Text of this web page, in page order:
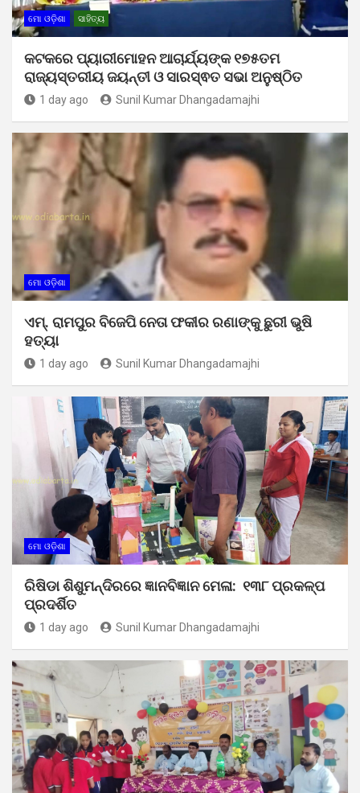
ମୋ ଓଡ଼ିଶା ସାହିତ୍ୟ
କଟକରେ ପ୍ୟାରୀମୋହନ ଆଚାର୍ଯ୍ୟଙ୍କ ୧୭୫ତମ
ରାଜ୍ୟସ୍ତରୀୟ ଜୟନ୍ତୀ ଓ ସାରସ୍ଵତ ସଭା ଅନୁଷ୍ଠିତ
1 day ago Sunil Kumar Dhangadamajhi
ମୋ ଓଡ଼ିଶା
ଏମ୍. ରାମପୁର ବିଜେପି ନେତା ଫକୀର ରଣାଙ୍କୁ ଛୁରୀ ଭୁଷି
ହତ୍ୟା
1 day ago Sunil Kumar Dhangadamajhi
ମୋ ଓଡ଼ିଶା
ରିଷିଡା ଶିଶୁମନ୍ଦିରରେ ଜ୍ଞାନବିଜ୍ଞାନ ମେଳା: ୧୩୮ ପ୍ରକଳ୍ପ
ପ୍ରଦର୍ଶିତ
1 day ago Sunil Kumar Dhangadamajhi